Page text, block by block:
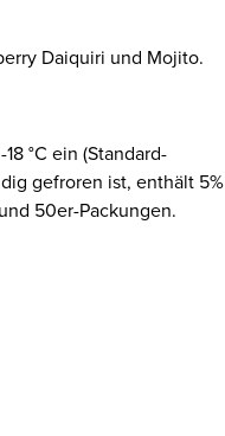
Daiquiri und Mojito.
°C ein (Standard-
gefroren ist, enthält 5%
50er-Packungen.